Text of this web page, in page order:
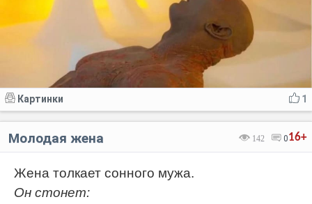
1
Картинки
16+
142 0
Молодая жена
Жена толкает сонного мужа.
Он стонет: